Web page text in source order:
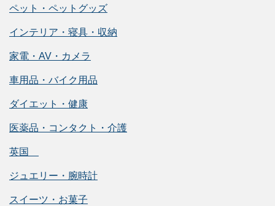
ペット・ペットグッズ
インテリア・寝具・収納
家電・AV・カメラ
車用品・バイク用品
ダイエット・健康
医薬品・コンタクト・介護
英国
ジュエリー・腕時計
スイーツ・お菓子